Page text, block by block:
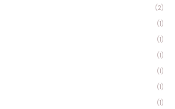
(2)
(1)
(1)
(1)
(1)
(1)
(1)